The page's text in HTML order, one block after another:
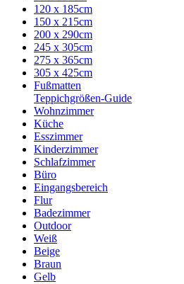
120 x 185cm
150 x 215cm
200 x 290cm
245 x 305cm
275 x 365cm
305 x 425cm
Fußmatten
Teppichgrößen-Guide
Wohnzimmer
Küche
Esszimmer
Kinderzimmer
Schlafzimmer
Büro
Eingangsbereich
Flur
Badezimmer
Outdoor
Weiß
Beige
Braun
Gelb